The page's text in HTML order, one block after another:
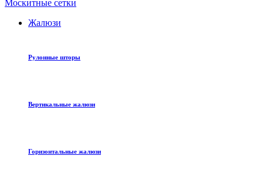
Москитные сетки
Жалюзи
Рулонные шторы
Вертикальные жалюзи
Горизонтальные жалюзи